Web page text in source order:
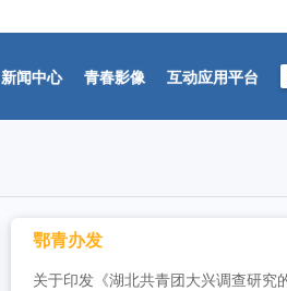
新闻中心 青春影像 互动应用平台
鄂青办发